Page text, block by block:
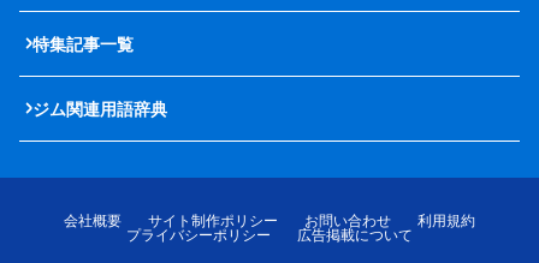
特集記事一覧
ジム関連用語辞典
会社概要 サイト制作ポリシー お問い合わせ
利用規約
プライバシーポリシー
広告掲載について